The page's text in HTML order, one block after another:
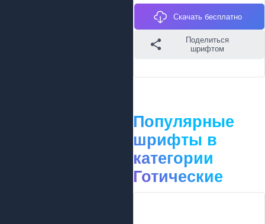
Скачать бесплатно
Поделиться
шрифтом
Популярные
шрифты в
категории
Готические